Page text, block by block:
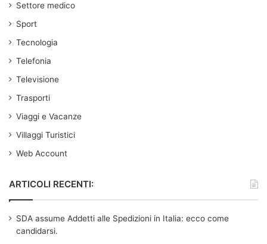
Settore medico
Sport
Tecnologia
Telefonia
Televisione
Trasporti
Viaggi e Vacanze
Villaggi Turistici
Web Account
ARTICOLI RECENTI:
SDA assume Addetti alle Spedizioni in Italia: ecco come
candidarsi.